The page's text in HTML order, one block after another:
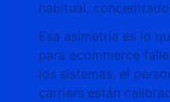
habitual,
Esa asimetría es lo
para ecommerce
los sistemas, el
carriers están